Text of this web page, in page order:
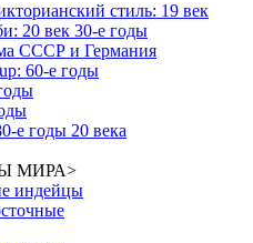
стиль: 19 век
20 век 30-е годы
СССР и Германия
60-е годы
е годы 20 века
МИРА>
индейцы